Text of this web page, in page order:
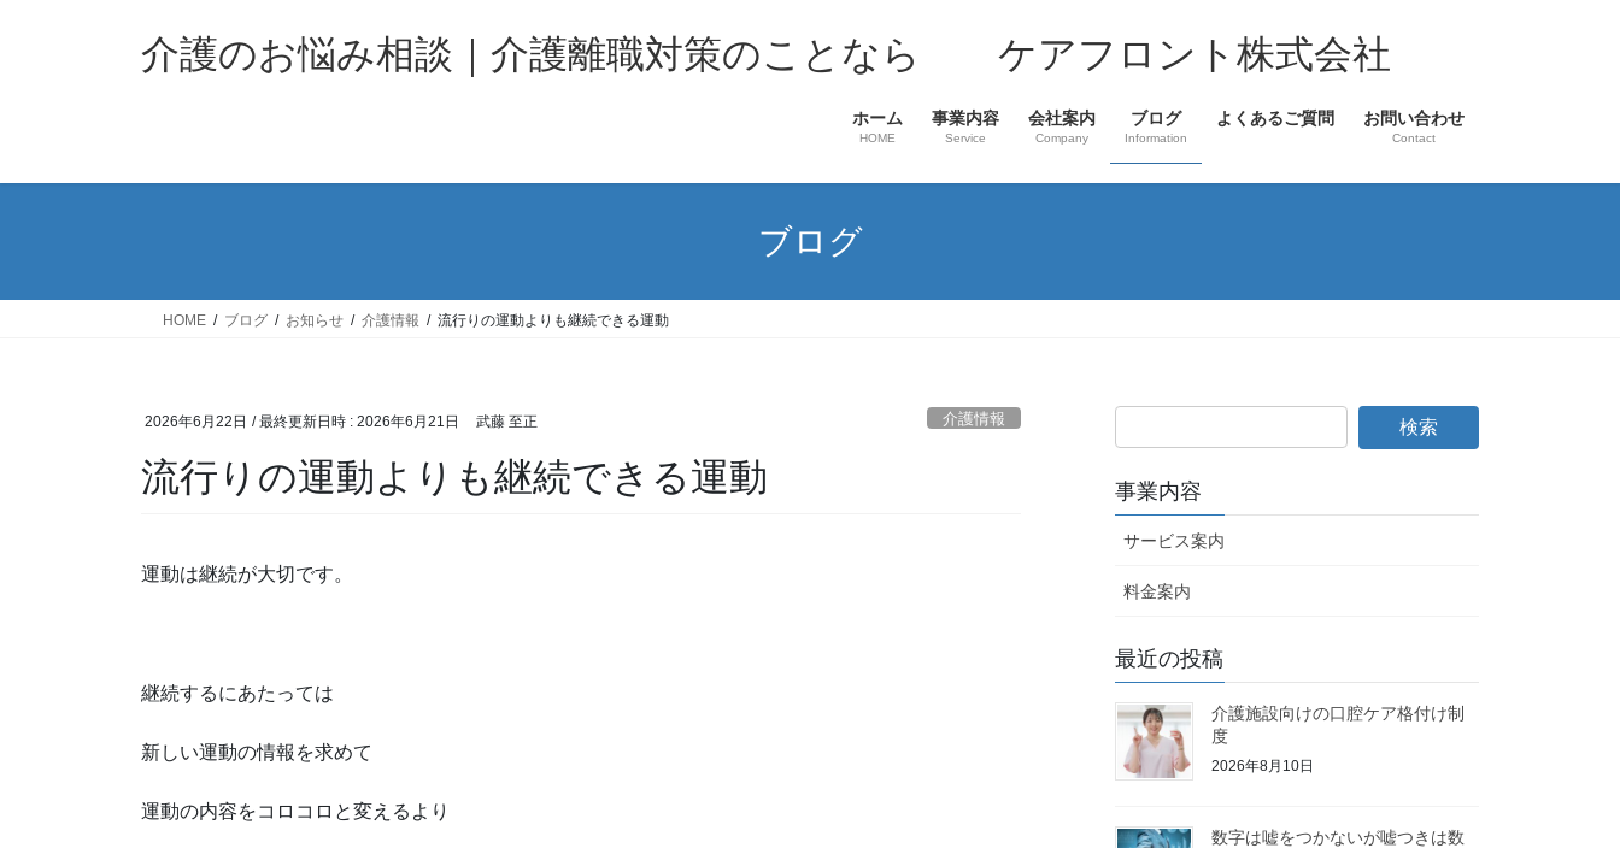
ス
ン
介護のお悩み相談｜介護離職対策のことなら ケアフロント株式会社
ホーム
HOME
事業内容
Service
会社案内
Company
ブログ
Information
よくあるご質問 お問い合わせ
Contact
ブログ
HOME ブログ お知らせ 介護情報 流行りの運動よりも継続できる運動
2026年6月22日 / 最終更新日時 : 2026年6月21日 武藤 至正 介護情報
流行りの運動よりも継続できる運動
運動は継続が大切です。
継続するにあたっては
新しい運動の情報を求めて
運動の内容をコロコロと変えるより
事業内容
サービス案内
料金案内
最近の投稿
介護施設向けの口腔ケア格付け制
度
2026年8月10日
数字は嘘をつかないが嘘つきは数